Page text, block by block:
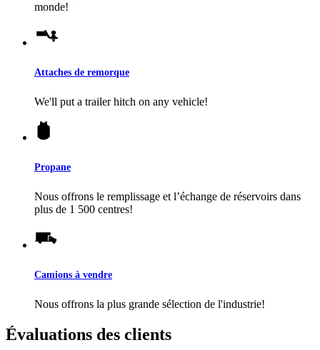
monde!
Attaches de remorque
We'll put a trailer hitch on any vehicle!
Propane
Nous offrons le remplissage et l’échange de réservoirs dans
plus de 1 500 centres!
Camions à vendre
Nous offrons la plus grande sélection de l'industrie!
Évaluations des clients